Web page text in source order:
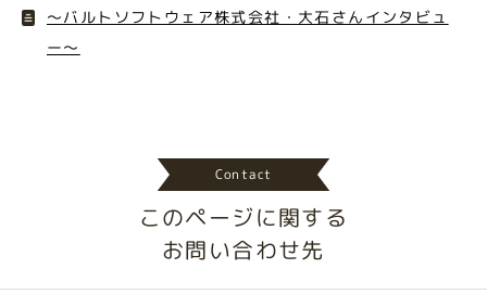
〜バルトソフトウェア株式会社・大石さんインタビュ
ー〜
Contact
このページに関する
お問い合わせ先